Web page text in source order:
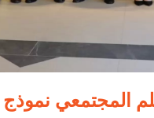
المجتمعي